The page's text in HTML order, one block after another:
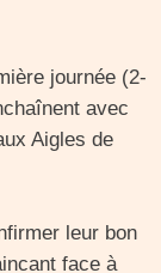
journée (2-
avec
Aigles de
leur bon
face à